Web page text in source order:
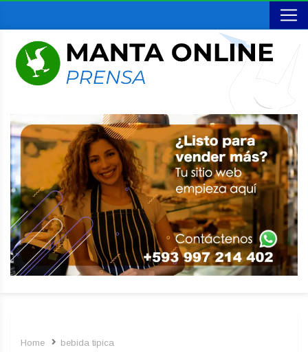
Home bebida tipica